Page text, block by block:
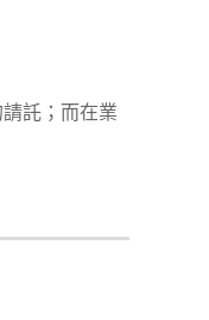
託；而在業